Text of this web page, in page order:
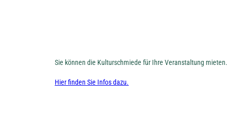
Sie können die Kulturschmiede für Ihre Veranstaltung mieten.
Hier finden Sie Infos dazu.